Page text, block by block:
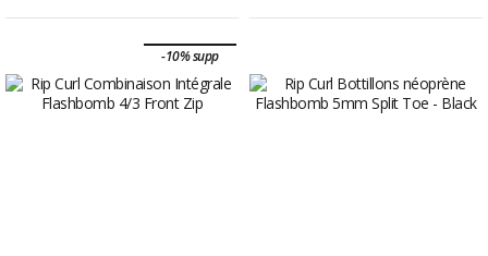
-10% supp